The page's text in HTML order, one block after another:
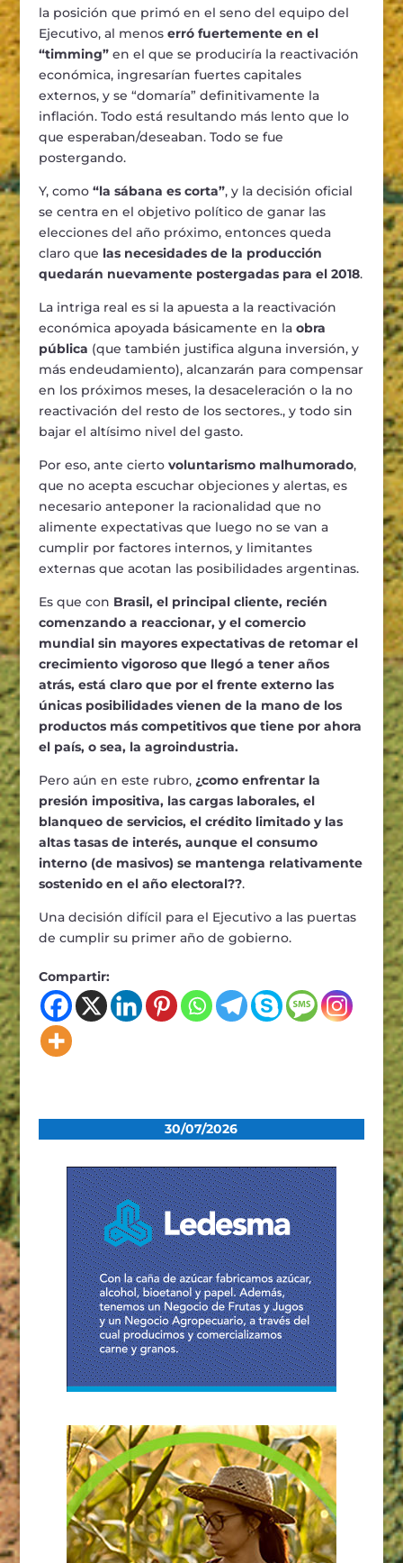
la posición que primó en el seno del equipo del
Ejecutivo, al menos erró fuertemente en el
“timming”en el que se produciría la reactivación
económica, ingresarían fuertes capitales
externos, y se “domaría” definitivamente la
inflación. Todo está resultando más lento que lo
que esperaban/deseaban. Todo se fue
postergando.
Y, como “la sábana es corta”, y la decisión oficial
se centra en el objetivo político de ganar las
elecciones del año próximo, entonces queda
claro que las necesidades de la producción
quedarán nuevamente postergadas para el 2018.
La intriga real es si la apuesta a la reactivación
económica apoyada básicamente en la obra
pública (que también justifica alguna inversión, y
más endeudamiento), alcanzarán para compensar
en los próximos meses, la desaceleración o la no
reactivación del resto de los sectores., y todo sin
bajar el altísimo nivel del gasto.
Por eso, ante cierto voluntarismo malhumorado,
que no acepta escuchar objeciones y alertas, es
necesario anteponer la racionalidad que no
alimente expectativas que luego no se van a
cumplir por factores internos, y limitantes
externas que acotan las posibilidades argentinas.
Es que con Brasil, el principal cliente, recién
comenzando a reaccionar, y el comercio
mundial sin mayores expectativas de retomar el
crecimiento vigoroso que llegó a tener años
atrás, está claro que por el frente externo las
únicas posibilidades vienen de la mano de los
productos más competitivos que tiene por ahora
el país, o sea, la agroindustria.
Pero aún en este rubro, ¿como enfrentar la
presión impositiva, las cargas laborales, el
blanqueo de servicios, el crédito limitado y las
altas tasas de interés, aunque el consumo
interno (de masivos) se mantenga relativamente
sostenido en el año electoral??.
Una decisión difícil para el Ejecutivo a las puertas
de cumplir su primer año de gobierno.
Compartir:
30/07/2026